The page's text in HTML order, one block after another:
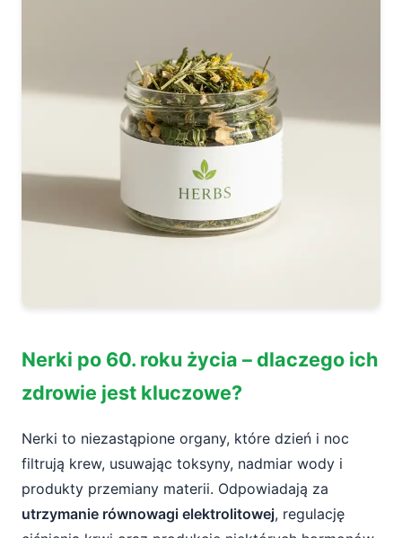
nowoczesną medycyną?
Nerki po 60. roku życia – dlaczego ich
zdrowie jest kluczowe?
Nerki to niezastąpione organy, które dzień i noc
filtrują krew, usuwając toksyny, nadmiar wody i
produkty przemiany materii. Odpowiadają za
utrzymanie równowagi elektrolitowej, regulację